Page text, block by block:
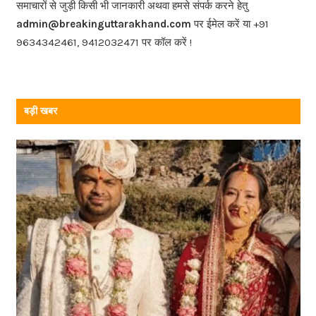
o
k
समाचारों से जुड़ी किसी भी जानकारी अथवा हमसे संपर्क करने हेतु
admin@breakinguttarakhand.com पर ईमेल करें या +91
9634342461, 9412032471 पर कॉल करें !
बड़ी खबर